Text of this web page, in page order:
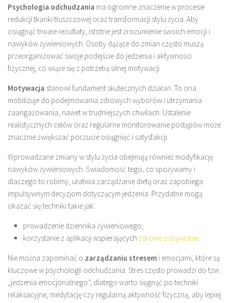
Psychologia odchudzania ma ogromne znaczenie w procesie
redukcji tkanki tłuszczowej oraz transformacji stylu życia. Aby
osiągnąć trwałe rezultaty, istotne jest zrozumienie swoich emocji i
nawyków żywieniowych. Osoby dążące do zmian często muszą
przeorganizować swoje podejście do jedzenia i aktywności
fizycznej, co wiąże się z potrzebą silnej motywacji.
Motywacja stanowi fundament skutecznych działań. To ona
mobilizuje do podejmowania zdrowych wyborów i utrzymania
zaangażowania, nawet w trudniejszych chwilach. Ustalenie
realistycznych celów oraz regularne monitorowanie postępów może
znacznie zwiększać poczucie osiągnięć i satysfakcji.
Wprowadzane zmiany w stylu życia obejmują również modyfikację
nawyków żywieniowych. Świadomość tego, co spożywamy i
dlaczego to robimy, ułatwia zarządzanie dietą oraz zapobiega
impulsywnym decyzjom dotyczącym jedzenia. Przydatne mogą
okazać się techniki takie jak:
prowadzenie dziennika żywieniowego,
korzystanie z aplikacji wspierających zdrowe odżywianie.
Nie można zapominać o zarządzaniu stresem i emocjami, które są
kluczowe w psychologii odchudzania. Stres często prowadzi do tzw.
„jedzenia emocjonalnego”, dlatego warto sięgnąć po techniki
relaksacyjne, medytację czy regularną aktywność fizyczną, aby lepiej